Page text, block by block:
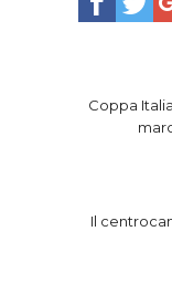
Coppa
Il